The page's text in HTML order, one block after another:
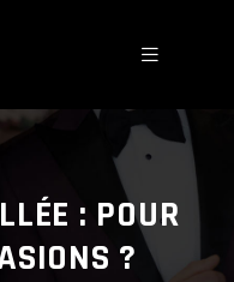
: POUR
?